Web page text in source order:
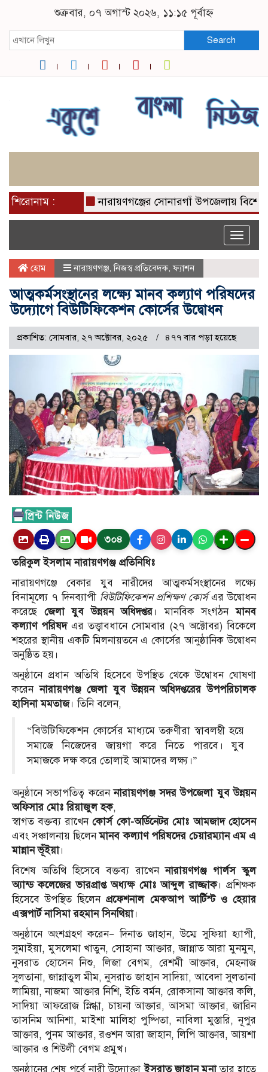
শুক্রবার, ০৭ অগাস্ট ২০২৬, ১১:১৫ পূর্বাহ্ন
Search
শিরোনাম : নারায়ণগঞ্জের সোনারগাঁ উপজেলায় বিশেষ
Toggle
হোম নারায়ণগঞ্জ,নিজস্ব প্রতিবেদক,ফ্যাশন
আত্মকর্মসংস্থানের লক্ষ্যে মানব কল্যাণ পরিষদের
উদ্যোগে বিউটিফিকেশন কোর্সের উদ্বোধন
প্রকাশিত: সোমবার, ২৭ অক্টোবর, ২০২৫ ৪৭৭ বার পড়া হয়েছে
৩০৪
তরিকুল ইসলাম নারায়ণগঞ্জ প্রতিনিধিঃ
নারায়ণগঞ্জে বেকার যুব নারীদের আত্মকর্মসংস্থানের লক্ষ্যে
বিনামূল্যে ৭ দিনব্যাপী বিউটিফিকেশন প্রশিক্ষণ কোর্সএর উদ্বোধন
করেছে জেলা যুব উন্নয়ন অধিদপ্তর। মানবিক সংগঠনমানব
কল্যাণ পরিষদএর তত্ত্বাবধানে সোমবার (২৭ অক্টোবর) বিকেলে
শহরের স্থানীয় একটি মিলনায়তনে এ কোর্সের আনুষ্ঠানিক উদ্বোধন
অনুষ্ঠিত হয়।
অনুষ্ঠানে প্রধান অতিথি হিসেবে উপস্থিত থেকে উদ্বোধন ঘোষণা
করেননারায়ণগঞ্জ জেলা যুব উন্নয়ন অধিদপ্তরের উপপরিচালক
হাসিনা মমতাজ। তিনি বলেন,
“বিউটিফিকেশন কোর্সের মাধ্যমে তরুণীরা স্বাবলম্বী হয়ে
সমাজে নিজেদের জায়গা করে নিতে পারবে। যুব
সমাজকে দক্ষ করে তোলাই আমাদের লক্ষ্য।”
অনুষ্ঠানে সভাপতিত্ব করেননারায়ণগঞ্জ সদর উপজেলা যুব উন্নয়ন
অফিসার মোঃ রিয়াজুল হক,
স্বাগত বক্তব্য রাখেনকোর্স কো-অর্ডিনেটর মোঃ আমজাদ হোসেন
এবং সঞ্চালনায় ছিলেনমানব কল্যাণ পরিষদের চেয়ারম্যান এম এ
মান্নান ভূঁইয়া।
বিশেষ অতিথি হিসেবে বক্তব্য রাখেননারায়ণগঞ্জ গার্লস স্কুল
অ্যান্ড কলেজের ভারপ্রাপ্ত অধ্যক্ষ মোঃ আব্দুল রাজ্জাক। প্রশিক্ষক
হিসেবে উপস্থিত ছিলেনপ্রফেশনাল মেকআপ আর্টিস্ট ও হেয়ার
এক্সপার্ট নাসিমা রহমান সিনথিয়া।
অনুষ্ঠানে অংশগ্রহণ করেন— দিনাত জাহান, উম্মে সুফিয়া হ্যাপী,
সুমাইয়া, মুসলেমা খাতুন, সোহানা আক্তার, জান্নাত আরা মুনমুন,
নুসরাত হোসেন নিশু, লিজা বেগম, রেশমী আক্তার, মেহনাজ
সুলতানা, জান্নাতুল মীম, নুসরাত জাহান সাদিয়া, আবেদা সুলতানা
লামিয়া, নাজমা আক্তার নিশি, ইতি বর্মন, রোকসানা আক্তার কলি,
সাদিয়া আফরোজ স্নিগ্ধা, চায়না আক্তার, আসমা আক্তার, জারিন
তাসনিম আনিশা, মাইশা মালিহা পুষ্পিতা, নাবিলা মুস্তারি, নূপুর
আক্তার, পুনম আক্তার, রওশন আরা জাহান, লিপি আক্তার, আয়শা
আক্তার ও শিউলী বেগম প্রমুখ।
অনুষ্ঠানের শেষ পর্বে নারী উদ্যোক্তাইসরাত জাহান মুনাতার হাতে